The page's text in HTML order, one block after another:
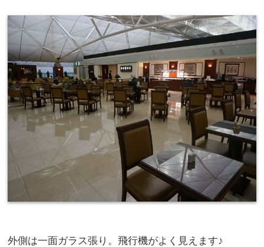
外側は一面ガラス張り。飛行機がよく見えます♪